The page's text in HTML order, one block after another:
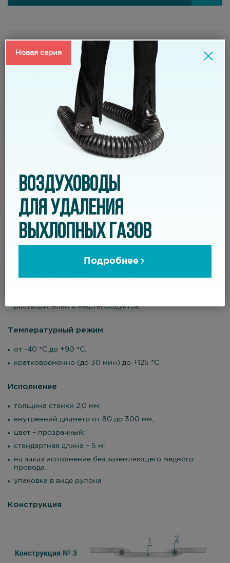
Материал:
стенка – 100% полиуретан;
заземляющая спираль – медный многожильный провод
Применение
неармированный шланг для сильных абразивов;
транспортировка твердых материалов на
просеивающих машинах и грохотах;
Свойства
очень гибкий;
статическое электричество;
растворителей и нефтепродуктов.
Температурный режим
от -40 °С до +90 °С,
кратковременно (до 30 мин) до +125 °С.
Исполнение
толщина стенки 2,0 мм;
внутренний диаметр от 80 до 300 мм;
цвет – прозрачный;
стандартная длина – 5 м;
на заказ исполнение без заземляющего медного
провода.
упаковка в виде рулона
Конструкция
Новая серия
ВОЗДУХОВОДЫ
ДЛЯ УДАЛЕНИЯ
ВЫХЛОПНЫХ ГАЗОВ
Подробнее